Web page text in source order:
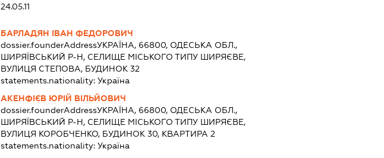
24.05.11
БАРЛАДЯН ІВАН ФЕДОРОВИЧ
dossier.founderAddressУКРАЇНА, 66800, ОДЕСЬКА ОБЛ.,
ШИРЯЇВСЬКИЙ Р-Н, СЕЛИЩЕ МІСЬКОГО ТИПУ ШИРЯЄВЕ,
ВУЛИЦЯ СТЕПОВА, БУДИНОК 32
statements.nationality: Україна
АКЕНФІЄВ ЮРІЙ ВІЛЬЙОВИЧ
dossier.founderAddressУКРАЇНА, 66800, ОДЕСЬКА ОБЛ.,
ШИРЯЇВСЬКИЙ Р-Н, СЕЛИЩЕ МІСЬКОГО ТИПУ ШИРЯЄВЕ,
ВУЛИЦЯ КОРОБЧЕНКО, БУДИНОК 30, КВАРТИРА 2
statements.nationality: Україна